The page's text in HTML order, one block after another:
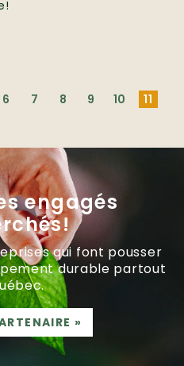
6 7 8 9 10 11
engagés
qui font pousser
durable partout
»